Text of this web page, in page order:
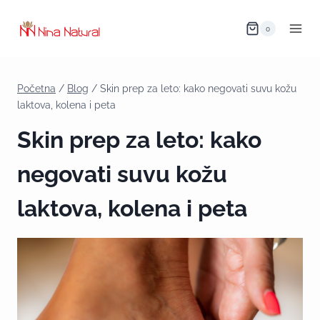
0
Početna / Blog / Skin prep za leto: kako negovati suvu kožu
laktova, kolena i peta
Skin prep za leto: kako
negovati suvu kožu
laktova, kolena i peta